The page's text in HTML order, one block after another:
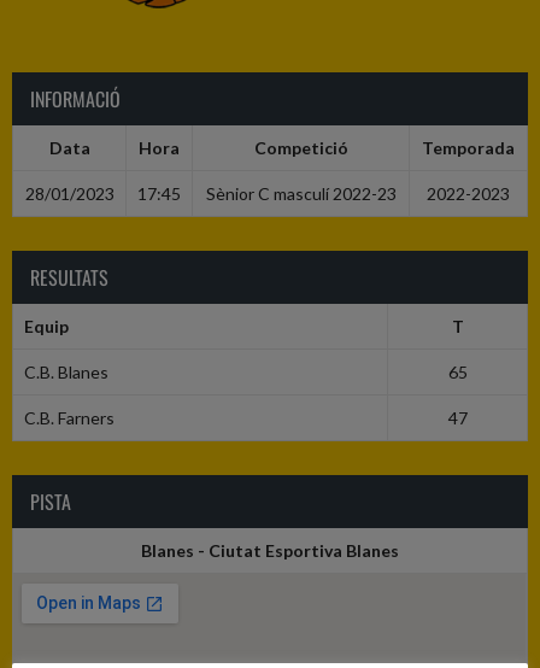
INFORMACIÓ
Data Hora Competició Temporada
28/01/2023 17:45 Sènior C masculí 2022-23 2022-2023
RESULTATS
Equip T
C.B. Blanes 65
C.B. Farners 47
PISTA
Blanes - Ciutat Esportiva Blanes